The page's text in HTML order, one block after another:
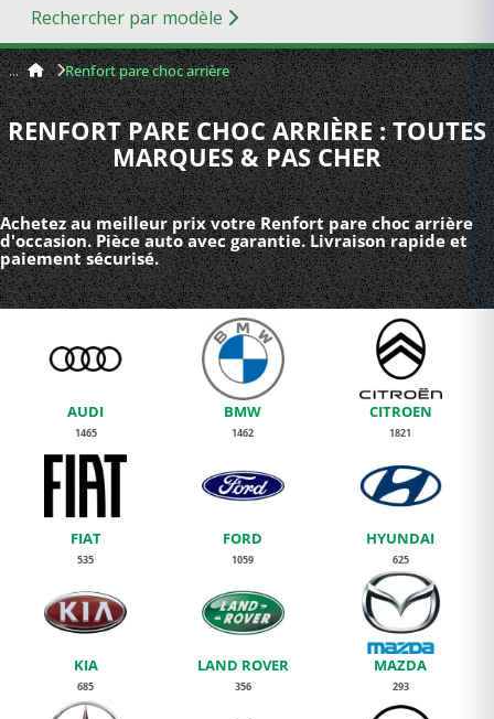
Rechercher par modèle
Renfort pare choc arrière
RENFORT PARE CHOC ARRIÈRE : TOUTES
MARQUES & PAS CHER
Achetez au meilleur prix votre Renfort pare choc arrière
d'occasion. Pièce auto avec garantie. Livraison rapide et
paiement sécurisé.
AUDI
1465
BMW
1462
CITROEN
1821
FIAT
535
FORD
1059
HYUNDAI
625
KIA
685
LAND ROVER
356
MAZDA
293